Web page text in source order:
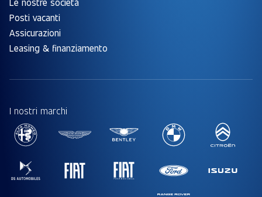
Posti vacanti
Assicurazioni
Leasing & finanziamento
I nostri marchi